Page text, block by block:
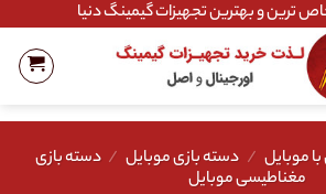
ترین و بهترین تجهیزات گیمینگ دنیا
موبایل / دسته بازی موبایل / دسته بازی
مغناطیسی موبایل